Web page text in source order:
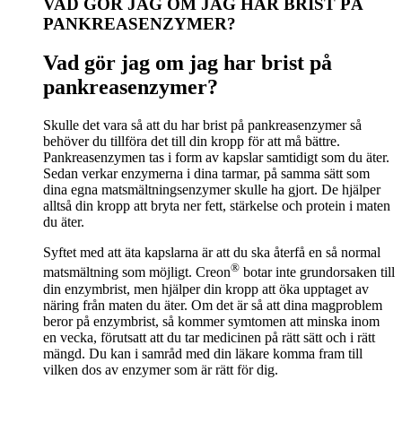
PANKREASENZYMER?
Vad gör jag om jag har brist på
pankreasenzymer?
Skulle det vara så att du har brist på pankreasenzymer så
behöver du tillföra det till din kropp för att må bättre.
Pankreasenzymen tas i form av kapslar samtidigt som du äter.
Sedan verkar enzymerna i dina tarmar, på samma sätt som
dina egna matsmältningsenzymer skulle ha gjort. De hjälper
alltså din kropp att bryta ner fett, stärkelse och protein i maten
du äter.
Syftet med att äta kapslarna är att du ska återfå en så normal
matsmältning som möjligt. Creon® botar inte grundorsaken till
din enzymbrist, men hjälper din kropp att öka upptaget av
näring från maten du äter. Om det är så att dina magproblem
beror på enzymbrist, så kommer symtomen att minska inom
en vecka, förutsatt att du tar medicinen på rätt sätt och i rätt
mängd. Du kan i samråd med din läkare komma fram till
vilken dos av enzymer som är rätt för dig.